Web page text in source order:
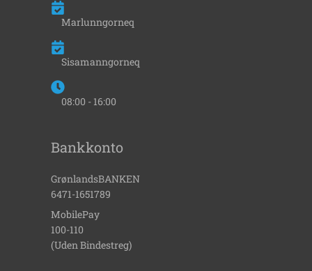
Marlunngorneq
Sisamanngorneq
08:00 - 16:00
Bankkonto
GrønlandsBANKEN
6471-1651789
MobilePay
100-110
(uden Bindestreg)